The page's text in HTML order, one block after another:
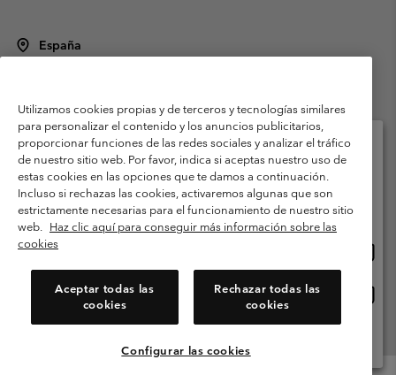
España
Condiciones de uso
Terminos de Venta
Garantía
Política de Privacidad
Términos y condiciones del programa de miembros
Términos De Uso Del Contenido Generado Por Los Usuarios
Impressum
Cookies Public CBCR
Servicio al cliente: Lu. - Vi. de 9:00 a 13:00 y de 14:00 a 18:00
Utilizamos cookies propias y de terceros y tecnologías similares
para personalizar el contenido y los anuncios publicitarios,
proporcionar funciones de las redes sociales y analizar el tráfico
de nuestro sitio web. Por favor, indica si aceptas nuestro uso de
estas cookies en las opciones que te damos a continuación.
Incluso si rechazas las cookies, activaremos algunas que son
estrictamente necesarias para el funcionamiento de nuestro sitio
web. Haz clic aquí para conseguir más información sobre las
cookies
Aceptar todas las
cookies
Rechazar todas las
cookies
Configurar las cookies
Selecciona tu país e idioma envío
Compras en línea disponibles
línea
España
Ver Todos Los Países